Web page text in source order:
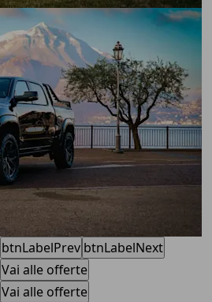
btnLabelPrev btnLabelNext
Vai alle offerte
Vai alle offerte